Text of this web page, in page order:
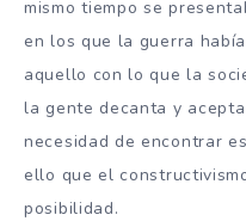
mismo tiempo se
en los que la guerra
aquello con lo que la
la gente decanta y
necesidad de encontrar
ello que el
posibilidad.